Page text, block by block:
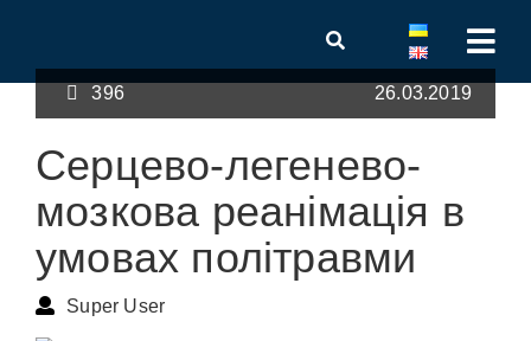
396 26.03.2019
Серцево-легенево-
мозкова реанімація в
умовах політравми
Super User